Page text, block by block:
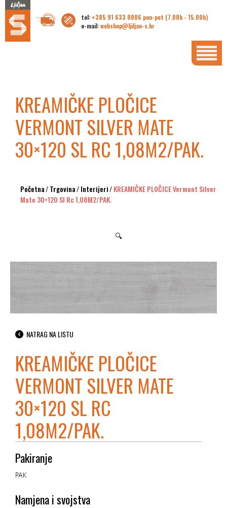
tel: +385 91 633 0006 pon-pet (7.00h - 15.00h)
e-mail:webshop@ljiljan-s.hr
KREAMIČKE PLOČICE
VERMONT SILVER MATE
30×120 SL RC 1,08M2/PAK.
Početna/Trgovina/Interijeri/KREAMIČKE PLOČICE Vermont Silver
Mate 30×120 Sl Rc 1,08M2/PAK.
🔍
NATRAG NA LISTU
KREAMIČKE PLOČICE
VERMONT SILVER MATE
30×120 SL RC
1,08M2/PAK.
Pakiranje
PAK
Namjena i svojstva